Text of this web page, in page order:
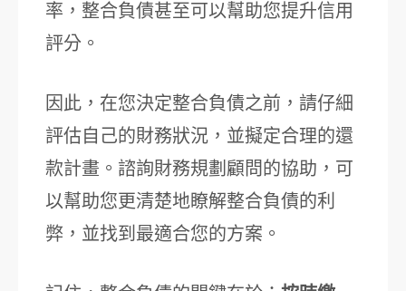
率，整合負債甚至可以幫助您提升信用
評分。
因此，在您決定整合負債之前，請仔細
評估自己的財務狀況，並擬定合理的還
款計畫。諮詢財務規劃顧問的協助，可
以幫助您更清楚地瞭解整合負債的利
弊，並找到最適合您的方案。